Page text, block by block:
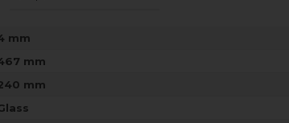
mm
mm
mm